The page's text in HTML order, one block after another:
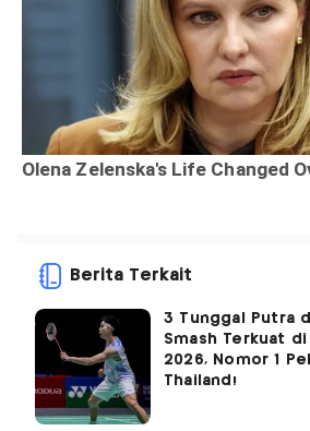
Berita Terkait
3 Tunggal Putra
Smash Terkuat
2026, Nomor 1
Thailand!